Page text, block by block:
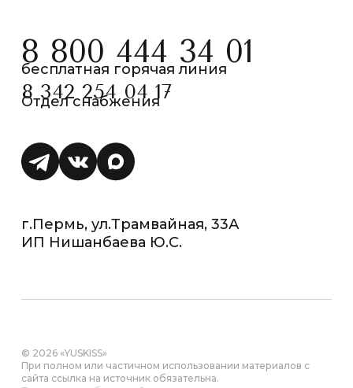
8 800 444 34 01
бесплатная горячая линия
8 342 254 04 17
Отдел снабжения
г.Пермь, ул.Трамвайная, 33А
ИП Нишанбаева Ю.С.
© 2026 «YUSKISS»
При полном или частичном использовании материалов с
сайта ссылка на источник обязательна.